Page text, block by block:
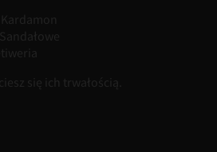
się ich trwałością.